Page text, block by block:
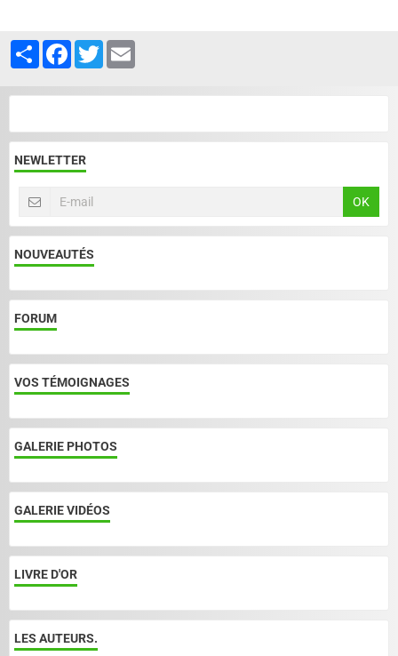
PartagerFacebook
Twitter
NEWLETTER
OK
NOUVEAUTÉS
FORUM
VOS TÉMOIGNAGES
GALERIE PHOTOS
GALERIE VIDÉOS
LIVRE D'OR
LES AUTEURS.